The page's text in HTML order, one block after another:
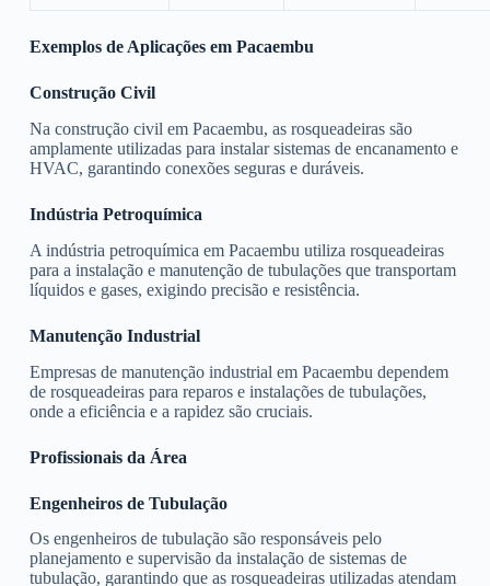
Exemplos de Aplicações em Pacaembu
Construção Civil
Na construção civil em Pacaembu, as rosqueadeiras são
amplamente utilizadas para instalar sistemas de encanamento e
HVAC, garantindo conexões seguras e duráveis.
Indústria Petroquímica
A indústria petroquímica em Pacaembu utiliza rosqueadeiras
para a instalação e manutenção de tubulações que transportam
líquidos e gases, exigindo precisão e resistência.
Manutenção Industrial
Empresas de manutenção industrial em Pacaembu dependem
de rosqueadeiras para reparos e instalações de tubulações,
onde a eficiência e a rapidez são cruciais.
Profissionais da Área
Engenheiros de Tubulação
Os engenheiros de tubulação são responsáveis pelo
planejamento e supervisão da instalação de sistemas de
tubulação, garantindo que as rosqueadeiras utilizadas atendam